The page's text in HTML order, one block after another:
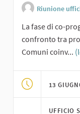
Riunione
La fase di co-
confronto tra
Comuni coinv...
13
UFFICIO